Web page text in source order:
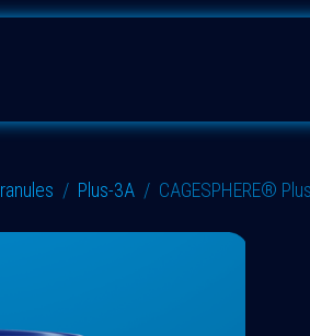
Plus-3A CAGESPHERE®